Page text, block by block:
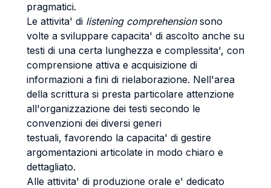
pragmatici.
Le attivita' di listening comprehensionsono
volte a sviluppare capacita' di ascolto anche su
testi di una certa lunghezza e complessita', con
comprensione attiva e acquisizione di
informazioni a fini di rielaborazione. Nell'area
della scrittura si presta particolare attenzione
all'organizzazione dei testi secondo le
convenzioni dei diversi generi
testuali, favorendo la capacita' di gestire
argomentazioni articolate in modo chiaro e
dettagliato.
Alle attivita' di produzione orale e' dedicato